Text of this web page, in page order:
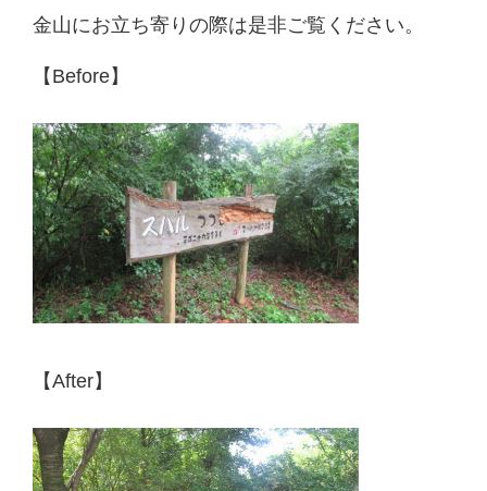
金山にお立ち寄りの際は是非ご覧ください。
【Before】
【After】